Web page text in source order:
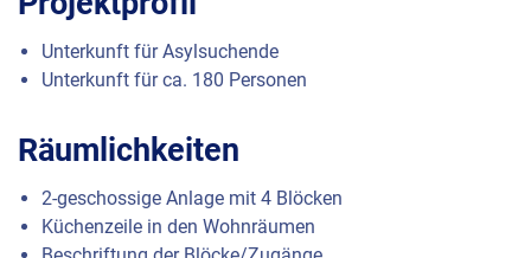
Unterkunft für Asylsuchende
Unterkunft für ca. 180 Personen
Räumlichkeiten
2-geschossige Anlage mit 4 Blöcken
Küchenzeile in den Wohnräumen